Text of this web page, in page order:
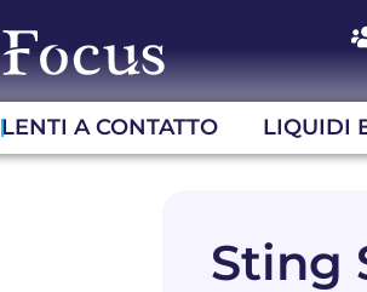
LENTI A CONTATTO LIQUIDI
Sting